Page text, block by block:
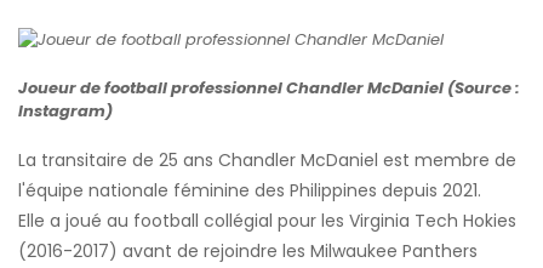
Joueur de football professionnel Chandler McDaniel (Source :
Instagram)
La transitaire de 25 ans Chandler McDaniel est membre de
l'équipe nationale féminine des Philippines depuis 2021.
Elle a joué au football collégial pour les Virginia Tech Hokies
(2016-2017) avant de rejoindre les Milwaukee Panthers